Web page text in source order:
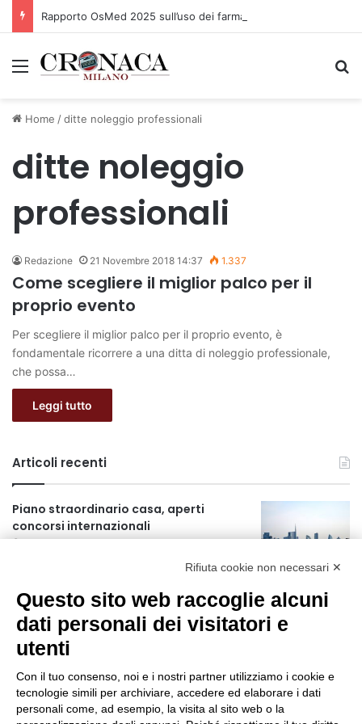
Rapporto OsMed 2025 sull’uso dei farmaci in Italia
Menu
Home /ditte noleggio professionali
ditte noleggio
professionali
Redazione 21 Novembre 2018 14:37 1.337
Come scegliere il miglior palco per il
proprio evento
Per scegliere il miglior palco per il proprio evento, è
fondamentale ricorrere a una ditta di noleggio professionale,
che possa…
Leggi tutto
Articoli recenti
Piano straordinario casa, aperti
concorsi internazionali
farmaci in Italia
3 ore fa
Un nuovo modello di IA stima il volume
dei ghiacciai del pianeta
4 ore fa
Rifiuta cookie non necessari ✕
Questo sito web raccoglie alcuni
dati personali dei visitatori e
utenti
Con il tuo consenso, noi e i nostri partner utilizziamo i cookie e
tecnologie simili per archiviare, accedere ed elaborare i dati
personali come, ad esempio, la visita al sito web o la